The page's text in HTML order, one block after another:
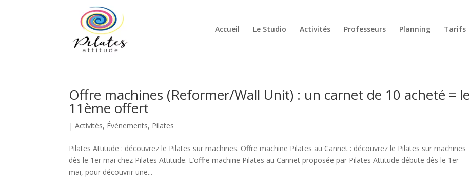
Accueil Le Studio Activités Professeurs Planning Tarifs
Offre machines (Reformer/Wall Unit) : un carnet de 10 acheté = le
11ème offert
|Activités, Évènements, Pilates
Pilates Attitude : découvrez le Pilates sur machines. Offre machine Pilates au Cannet : découvrez le Pilates sur machines
dès le 1er mai chez Pilates Attitude. L’offre machine Pilates au Cannet proposée par Pilates Attitude débute dès le 1er
mai, pour découvrir une...